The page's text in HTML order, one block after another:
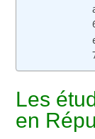
Les
en